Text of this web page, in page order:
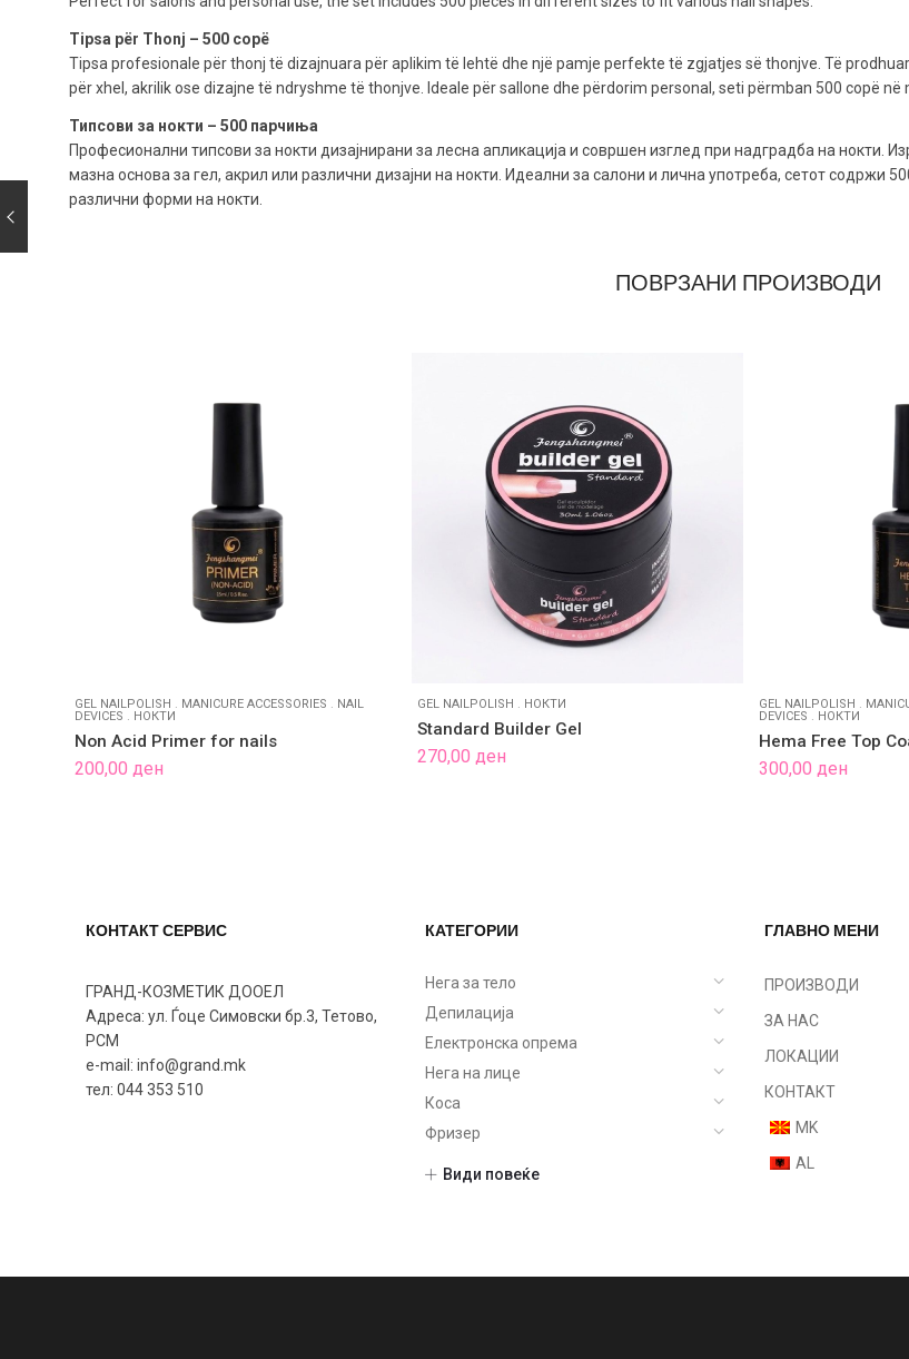
Tipsa për Thonj – 500 copë
Tipsa profesionale për thonj të dizajnuara për aplikim të lehtë dhe një pamje perfekte të zgjatjes së thonjve. Të
për xhel, akrilik ose dizajne të ndryshme të thonjve. Ideale për sallone dhe përdorim personal, seti përmban 500 copë
Типсови за нокти – 500 парчиња
Професионални типсови за нокти дизајнирани за лесна апликација и совршен изглед при надградба на нокти.
мазна основа за гел, акрил или различни дизајни на нокти. Идеални за салони и лична употреба, сетот
различни форми на нокти.
ПОВРЗАНИ ПРОИЗВОДИ
GEL NAILPOLISH . MANICURE ACCESSORIES . NAIL
DEVICES . НОКТИ
Non Acid Primer for nails
200,00 ден
GEL NAILPOLISH . НОКТИ
Standard Builder Gel
270,00 ден
GEL NAILPOLISH .
DEVICES . НОКТИ
Hema Free Top
300,00 ден
КОНТАКТ СЕРВИС
ГРАНД-КОЗМЕТИК ДООЕЛ
Адреса: ул. Ѓоце Симовски бр.3, Тетово,
РСМ
e-mail: info@grand.mk
тел: 044 353 510
КАТЕГОРИИ
Нега за тело
Депилација
Електронска опрема
Нега на лице
Коса
Фризер
Nail devices
Види повеќе
ГЛАВНО МЕНИ
ПРОИЗВОДИ
ЗА НАС
ЛОКАЦИИ
КОНТАКТ
MK
AL